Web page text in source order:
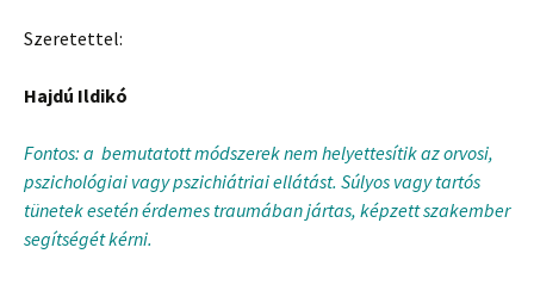
Szeretettel:
Hajdú Ildikó
Fontos: a bemutatott módszerek nem helyettesítik az orvosi,
pszichológiai vagy pszichiátriai ellátást. Súlyos vagy tartós
tünetek esetén érdemes traumában jártas, képzett szakember
segítségét kérni.